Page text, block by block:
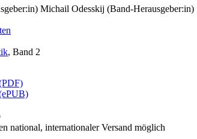
Michail Odesskij (Band-Herausgeber:in)
, Band 2
national, internationaler Versand möglich